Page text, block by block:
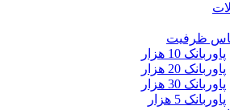
ظرفیت
پاوربانک 10 هزار
پاوربانک 20 هزار
پاوربانک 30 هزار
پاوربانک 5 هزار